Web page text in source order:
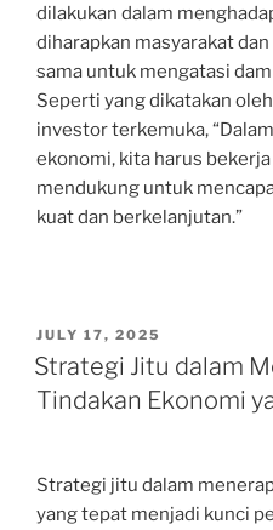
dilakukan dalam
diharapkan masyarakat
sama untuk mengatasi
Seperti yang dikatakan
investor terkemuka,
ekonomi, kita harus
mendukung untuk
kuat dan berkelanjutan.”
POSTED
ON
JULY 17, 2025
Strategi Jitu dalam
Tindakan Ekonomi
Strategi jitu dalam
yang tepat menjadi kunci